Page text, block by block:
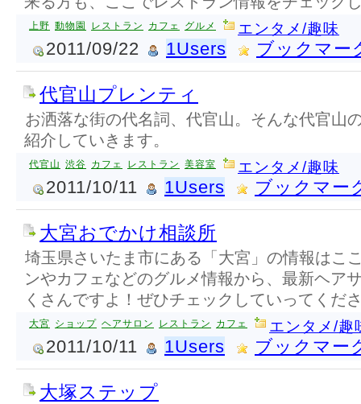
上野 動物園 レストラン カフェ グルメ エンタメ/趣味
2011/09/22 1Users ブックマー
代官山プレンティ
お洒落な街の代名詞、代官山。そんな代官山
紹介していきます。
代官山 渋谷 カフェ レストラン 美容室 エンタメ/趣味
2011/10/11 1Users ブックマー
大宮おでかけ相談所
埼玉県さいたま市にある「大宮」の情報はこ
ンやカフェなどのグルメ情報から、最新ヘア
くさんですよ！ぜひチェックしていってくだ
大宮 ショップ ヘアサロン レストラン カフェ エンタメ/趣
2011/10/11 1Users ブックマー
大塚ステップ